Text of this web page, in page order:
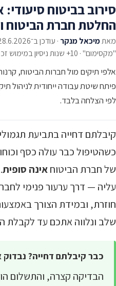
סירוב בביטוח
החלטת חברת הביטוח
מאתמיכאל מנקר · עודכן ב־28.6.2026
"מקסימום" · 10+ שנות ניסיון במימוש זכויות
אלפי תיקים מול חברות הביטוח,
פיתח שיטת עבודה ייחודית לניהול
לפי הצלחה בלבד.
קיבלתם דחייה בתביעת
כשהטיפול כבר עולה כסף
של חברת הביטוחאינה סופית
חוזרת, ובמידת הצורך
שלב ונלווה אתכם עד לקבלת
כבר קיבלתם דחייה?
הבדיקה קצרה, והתשלום